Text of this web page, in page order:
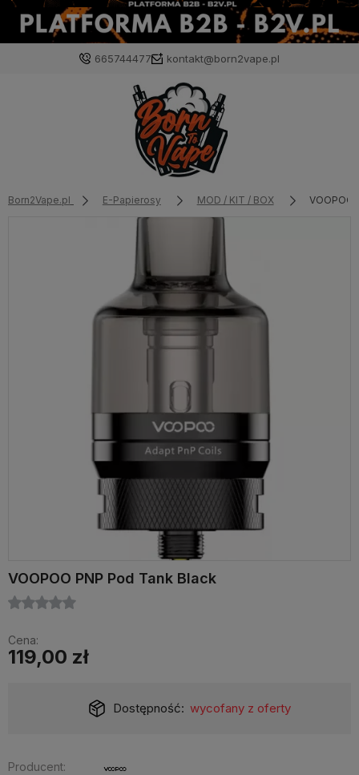
665744477 kontakt@born2vape.pl
Born2Vape.pl E-Papierosy MOD / KIT / BOX VOOPOO
VOOPOO PNP Pod Tank Black
Cena:
119,00 zł
Dostępność: wycofany z oferty
Producent: